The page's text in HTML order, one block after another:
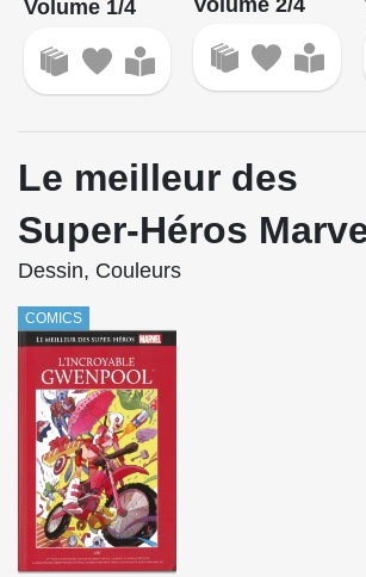
Volume 1/4
Le meilleur des
Super-Héros
Dessin, Couleurs
COMICS